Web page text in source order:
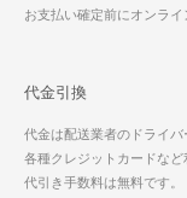
お支払い確定前にオンラ
代金引換
代金は配送業者のドライバ
各種クレジットカードなど
代引き手数料は無料です。